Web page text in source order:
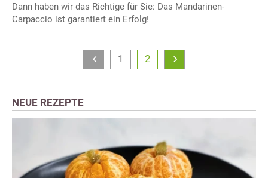
Dann haben wir das Richtige für Sie: Das Mandarinen-
Carpaccio ist garantiert ein Erfolg!
1 2
NEUE REZEPTE